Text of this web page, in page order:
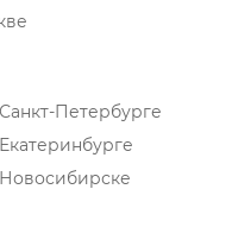
Петербурге